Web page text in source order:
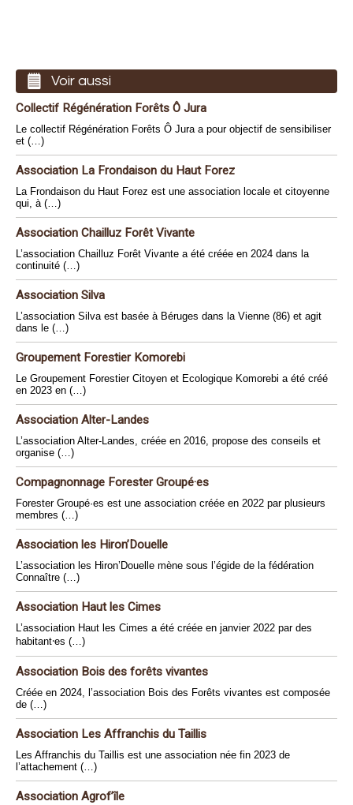
Voir aussi
Collectif Régénération Forêts Ô Jura
Le collectif Régénération Forêts Ô Jura a pour objectif de sensibiliser
et (…)
Association La Frondaison du Haut Forez
La Frondaison du Haut Forez est une association locale et citoyenne
qui, à (…)
Association Chailluz Forêt Vivante
L’association Chailluz Forêt Vivante a été créée en 2024 dans la
continuité (…)
Association Silva
L’association Silva est basée à Béruges dans la Vienne (86) et agit
dans le (…)
Groupement Forestier Komorebi
Le Groupement Forestier Citoyen et Ecologique Komorebi a été créé
en 2023 en (…)
Association Alter-Landes
L’association Alter-Landes, créée en 2016, propose des conseils et
organise (…)
Compagnonnage Forester Groupé·es
Forester Groupé·es est une association créée en 2022 par plusieurs
membres (…)
Association les Hiron’Douelle
L’association les Hiron’Douelle mène sous l’égide de la fédération
Connaître (…)
Association Haut les Cimes
L’association Haut les Cimes a été créée en janvier 2022 par des
habitant⸱es (…)
Association Bois des forêts vivantes
Créée en 2024, l’association Bois des Forêts vivantes est composée
de (…)
Association Les Affranchis du Taillis
Les Affranchis du Taillis est une association née fin 2023 de
l’attachement (…)
Association Agrof’île